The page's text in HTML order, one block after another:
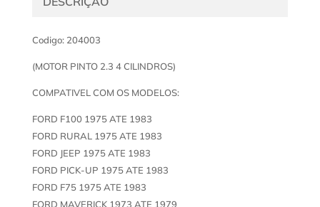
Codigo: 204003
(MOTOR PINTO 2.3 4 CILINDROS)
COMPATIVEL COM OS MODELOS:
FORD F100 1975 ATE 1983
FORD RURAL 1975 ATE 1983
FORD JEEP 1975 ATE 1983
FORD PICK-UP 1975 ATE 1983
FORD F75 1975 ATE 1983
FORD MAVERICK 1973 ATE 1979